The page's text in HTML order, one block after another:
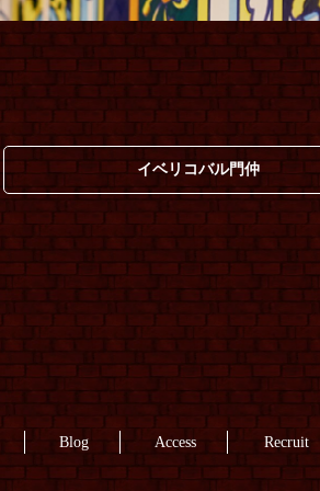
イベリコバル門仲
Blog Access Recruit